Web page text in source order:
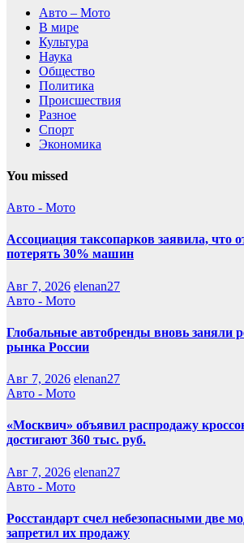
Авто – Мото
В мире
Культура
Наука
Общество
Политика
Происшествия
Разное
Спорт
Экономика
You missed
Авто - Мото
Ассоциация таксопарков заявила, что
потерять 30% машин
Авг 7, 2026 elenan27
Авто - Мото
Глобальные автобренды вновь заняли
рынка России
Авг 7, 2026 elenan27
Авто - Мото
«Москвич» объявил распродажу
достигают 360 тыс. руб.
Авг 7, 2026 elenan27
Авто - Мото
Росстандарт счел небезопасными две
запретил их продажу